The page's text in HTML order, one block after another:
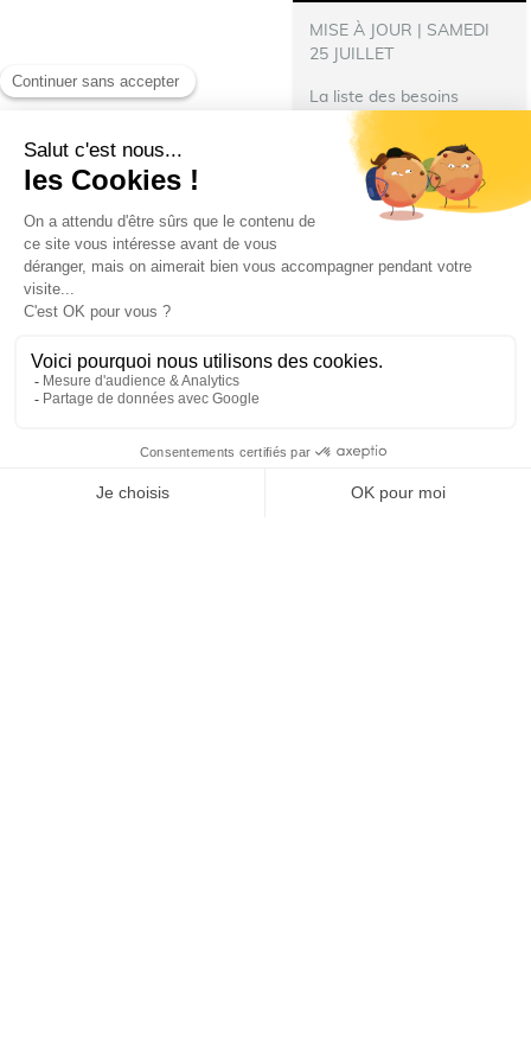
MISE À JOUR | SAMEDI
25 JUILLET
La liste des besoins
s’allonge !
besoin de nourriture pour
les repas des pompiers
hébergés à Talence.
N’hésitez pas à donner : ️
SHOW MORE